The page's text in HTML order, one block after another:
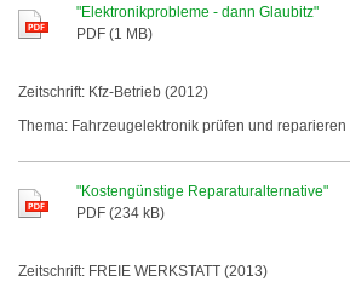
"Elektronikprobleme - dann Glaubitz"
PDF (1 MB)
Zeitschrift: Kfz-Betrieb (2012)
Thema: Fahrzeugelektronik prüfen und reparieren
"Kostengünstige Reparaturalternative"
PDF (234 kB)
Zeitschrift: FREIE WERKSTATT (2013)